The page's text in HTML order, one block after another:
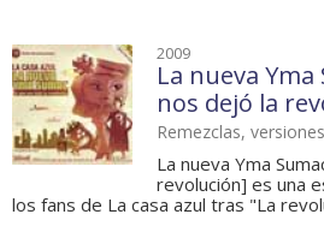
2009
La nueva
nos dejó la
Remezclas,
La nueva Yma
revolución] es una
los fans de La casa azul tras "La